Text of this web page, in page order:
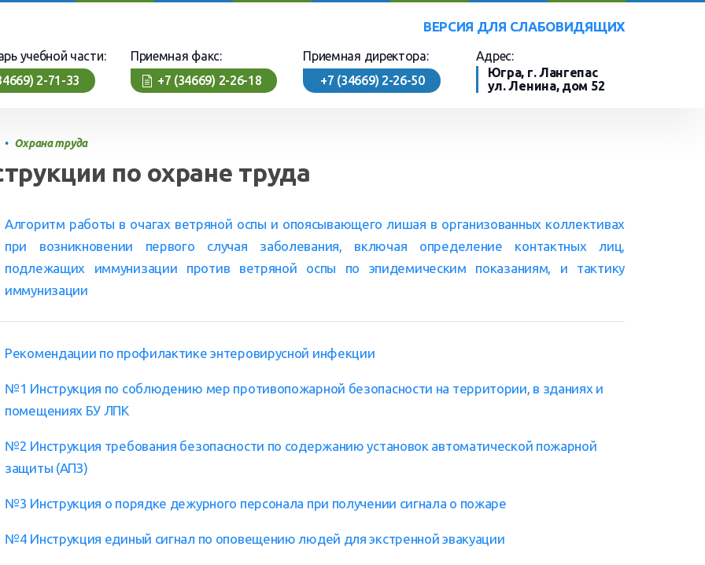
ВЕРСИЯ ДЛЯ СЛАБОВИДЯЩИХ
учебной части:
2-71-33
Приемная факс:
+7 (34669) 2-26-18
Приемная директора:
+7 (34669) 2-26-50
Адрес:
Югра, г. Лангепас
ул. Ленина,дом 52
• Охрана труда
по охране труда
Алгоритм работы в очагах ветряной оспы и опоясывающего лишая в организованных коллективах
при возникновении первого случая заболевания, включая определение контактных лиц,
подлежащих иммунизации против ветряной оспы по эпидемическим показаниям, и тактику
иммунизации
Рекомендации по профилактике энтеровирусной инфекции
№1 Инструкция по соблюдению мер противопожарной безопасности на территории, в зданиях и
помещениях БУ ЛПК
№2 Инструкция требования безопасности по содержанию установок автоматической пожарной
защиты (АПЗ)
№3 Инструкция о порядке дежурного персонала при получении сигнала о пожаре
№4 Инструкция единый сигнал по оповещению людей для экстренной эвакуации